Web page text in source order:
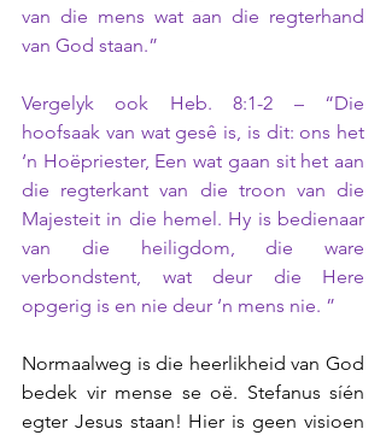
van die mens wat aan die regterhand
van God staan.”
Vergelyk ook Heb. 8:1-2 – “Die
hoofsaak van wat gesê is, is dit: ons het
‘n Hoëpriester, Een wat gaan sit het aan
die regterkant van die troon van die
Majesteit in die hemel. Hy is bedienaar
van die heiligdom, die ware
verbondstent, wat deur die Here
opgerig is en nie deur ‘n mens nie. ”
Normaalweg is die heerlikheid van God
bedek vir mense se oë. Stefanus síén
egter Jesus staan! Hier is geen visioen